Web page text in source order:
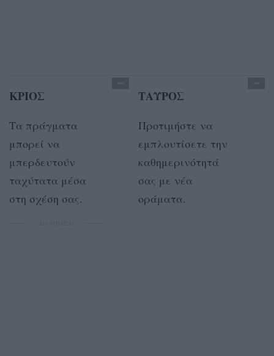
ΚΡΙΟΣ
Τα πράγματα
μπορεί να
μπερδευτούν
ταχύτατα μέσα
στη σχέση σας.
ΤΑΥΡΟΣ
Προτιμήστε να
εμπλουτίσετε την
καθημερινότητά
σας με νέα
οράματα.